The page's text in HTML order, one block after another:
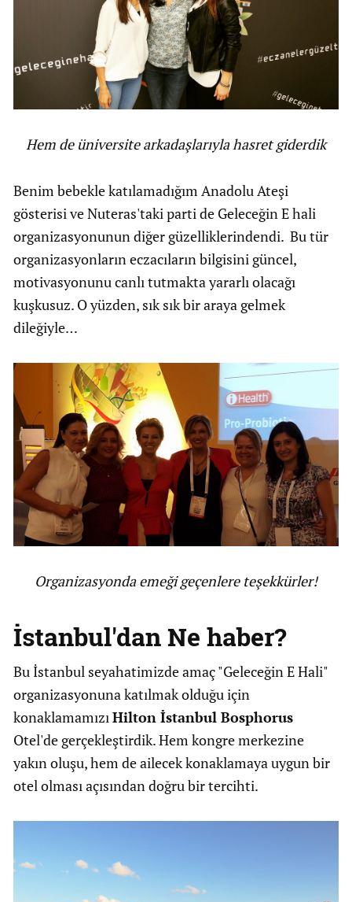
Hem de üniversite arkadaşlarıyla hasret giderdik
Benim bebekle katılamadığım Anadolu Ateşi
gösterisi ve Nuteras'taki parti de Geleceğin E hali
organizasyonunun diğer güzelliklerindendi. Bu tür
organizasyonların eczacıların bilgisini güncel,
motivasyonunu canlı tutmakta yararlı olacağı
kuşkusuz. O yüzden, sık sık bir araya gelmek
dileğiyle…
Organizasyonda emeği geçenlere teşekkürler!
İstanbul'dan Ne haber?
Bu İstanbul seyahatimizde amaç "Geleceğin E Hali"
organizasyonuna katılmak olduğu için
konaklamamızıHilton İstanbul Bosphorus
Otel'de gerçekleştirdik. Hem kongre merkezine
yakın oluşu, hem de ailecek konaklamaya uygun bir
otel olması açısından doğru bir tercihti.